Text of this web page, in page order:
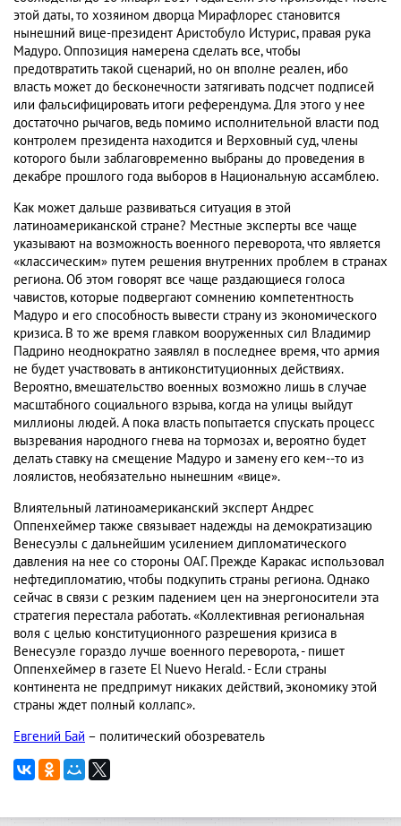
этой даты, то хозяином дворца Мирафлорес становится
нынешний вице-президент Аристобуло Истурис, правая рука
Мадуро. Оппозиция намерена сделать все, чтобы
предотвратить такой сценарий, но он вполне реален, ибо
власть может до бесконечности затягивать подсчет подписей
или фальсифицировать итоги референдума. Для этого у нее
достаточно рычагов, ведь помимо исполнительной власти под
контролем президента находится и Верховный суд, члены
которого были заблаговременно выбраны до проведения в
декабре прошлого года выборов в Национальную ассамблею.
Как может дальше развиваться ситуация в этой
латиноамериканской стране? Местные эксперты все чаще
указывают на возможность военного переворота, что является
«классическим» путем решения внутренних проблем в странах
региона. Об этом говорят все чаще раздающиеся голоса
чавистов, которые подвергают сомнению компетентность
Мадуро и его способность вывести страну из экономического
кризиса. В то же время главком вооруженных сил Владимир
Падрино неоднократно заявлял в последнее время, что армия
не будет участвовать в антиконституционных действиях.
Вероятно, вмешательство военных возможно лишь в случае
масштабного социального взрыва, когда на улицы выйдут
миллионы людей. А пока власть попытается спускать процесс
вызревания народного гнева на тормозах и, вероятно будет
делать ставку на смещение Мадуро и замену его кем--то из
лоялистов, необязательно нынешним «вице».
Влиятельный латиноамериканский эксперт Андрес
Оппенхеймер также связывает надежды на демократизацию
Венесуэлы с дальнейшим усилением дипломатического
давления на нее со стороны ОАГ. Прежде Каракас использовал
нефтедипломатию, чтобы подкупить страны региона. Однако
сейчас в связи с резким падением цен на энергоносители эта
стратегия перестала работать. «Коллективная региональная
воля с целью конституционного разрешения кризиса в
Венесуэле гораздо лучше военного переворота, - пишет
Оппенхеймер в газете El Nuevo Herald. - Если страны
континента не предпримут никаких действий, экономику этой
страны ждет полный коллапс».
Евгений Бай – политический обозреватель